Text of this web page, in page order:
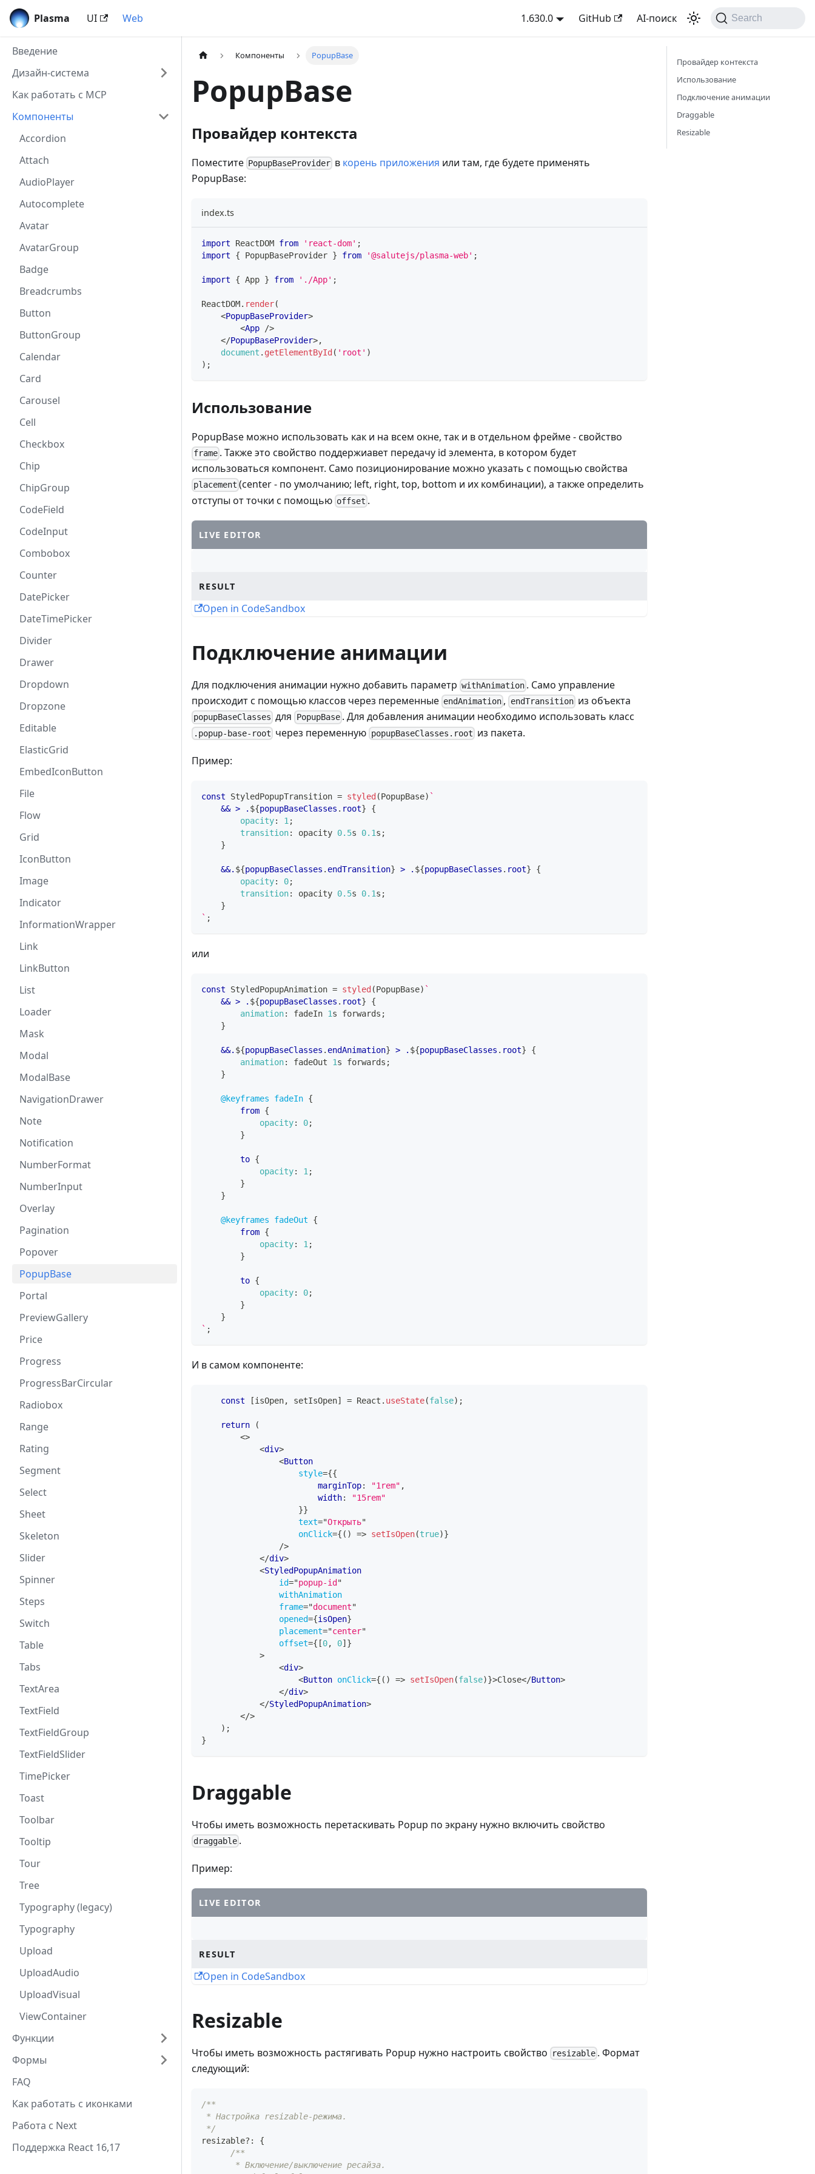
Plasma UI Web 1.630.0 GitHub AI-поиск Search
Введение
Дизайн-система
Как работать с MCP
Компоненты
Accordion
Attach
AudioPlayer
Autocomplete
Avatar
AvatarGroup
Badge
Breadcrumbs
Button
ButtonGroup
Calendar
Card
Carousel
Cell
Checkbox
Chip
ChipGroup
CodeField
CodeInput
Combobox
Counter
DatePicker
DateTimePicker
Divider
Drawer
Dropdown
Dropzone
Editable
ElasticGrid
EmbedIconButton
File
Flow
Grid
IconButton
Image
Indicator
InformationWrapper
Link
LinkButton
List
Loader
Mask
Modal
ModalBase
NavigationDrawer
Note
Notification
NumberFormat
NumberInput
Overlay
Pagination
Popover
PopupBase
Portal
PreviewGallery
Price
Progress
ProgressBarCircular
Radiobox
Range
Rating
Segment
Select
Sheet
Skeleton
Slider
Spinner
Steps
Switch
Table
Tabs
TextArea
TextField
TextFieldGroup
TextFieldSlider
TimePicker
Toast
Toolbar
Tooltip
Tour
Tree
Typography (legacy)
Typography
Upload
UploadAudio
UploadVisual
ViewContainer
Функции
Формы
FAQ
Как работать с иконками
Работа с Next
Поддержка React 16,17
Компоненты PopupBase
PopupBase
Провайдер контекста
Поместите PopupBaseProvider в корень приложения или там, где будете применять
PopupBase:
index.ts
import ReactDOM from 'react-dom' ;
import
{ PopupBaseProvider } from '@salutejs/plasma-web' ;
import { App } from './App' ;
ReactDOM. render(
<PopupBaseProvider>
<App />
</PopupBaseProvider>,
document . getElementById ( 'root' )
) ;
Использование
PopupBase можно использовать как и на всем окне, так и в отдельном фрейме - свойство
frame . Также это свойство поддержиавет передачу id элемента, в котором будет
использоваться компонент. Само позиционирование можно указать с помощью свойства
placement (center - по умолчанию; left, right, top, bottom и их комбинации), а также определить
отступы от точки с помощью offset .
LIVE EDITOR
RESULT
Open in CodeSandbox
Подключение анимации
Для подключения анимации нужно добавить параметр withAnimation . Само управление
происходит с помощью классов через переменные endAnimation , endTransitionиз объекта
popupBaseClasses для PopupBase. Для добавления анимации необходимо использовать класс
.popup-base-root через переменную popupBaseClasses.root из пакета.
Пример:
const StyledPopupTransition = styled (PopupBase) `
&& > . ${popupBaseClasses . root}
{
opacity: 1 ;
transition: opacity 0.5s 0.1s ;
}
&&. ${popupBaseClasses . endTransition} > . ${popupBaseClasses . root}
{
opacity: 0;
transition: opacity 0.5s 0.1s ;
}
` ;
или
const StyledPopupAnimation = styled (PopupBase) `
&& > . ${popupBaseClasses . root}
{
animation: fadeIn 1s forwards ;
}
&&. ${popupBaseClasses . endAnimation} > . ${popupBaseClasses . root}
{
animation: fadeOut 1s forwards ;
}
@keyframes fadeIn {
from {
opacity: 0;
}
to {
opacity: 1 ;
}
}
@keyframes fadeOut
{
from {
opacity: 1 ;
}
to {
opacity: 0;
}
}
` ;
И в самом компоненте:
const [isOpen, setIsOpen] = React . useState(false) ;
return
(
<>
<div>
<Button
style={{
                        marginTop
: "1rem" ,
                        width
:
"15rem"
}}
text="Открыть"
onClick={ ( ) => setIsOpen(true)}
/>
</div>
<StyledPopupAnimation
id="popup-id "
withAnimation
frame="document"
opened={isOpen}
placement="center"
offset={ [0, 0] }
>
<div>
<Button onClick={ ( ) => setIsOpen(false)}>Close</Button>
</div>
</StyledPopupAnimation>
</>
) ;
}
Draggable
Чтобы иметь возможность перетаскивать Popup по экрану нужно включить свойство
draggable .
Пример:
LIVE EDITOR
RESULT
Open in CodeSandbox
Resizable
Чтобы иметь возможность растягивать Popup нужно настроить свойство resizable . Формат
следующий:
/**
* Настройка resizable-режима.
*/
resizable? :
{
/**
       * Включение/выключение ресайза.
Провайдер контекста
Использование
Подключение анимации
Draggable
Resizable